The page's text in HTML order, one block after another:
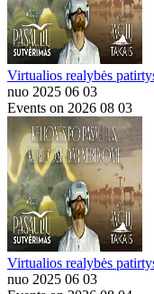
Virtualios realybės
nuo 2025 06 03
Events on 2026 08 03
Virtualios realybės
nuo 2025 06 03